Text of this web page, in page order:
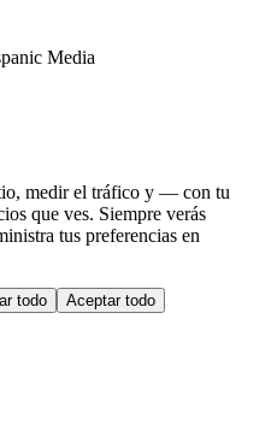
Media
medir el tráfico y — con tu
que ves. Siempre verás
tus preferencias en
todo Aceptar todo